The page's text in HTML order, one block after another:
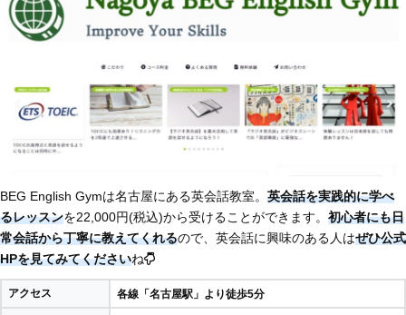
BEG English Gymは名古屋にある英会話教室。 英会話を実践的に学べ
るレッスンを22,000円(税込)から受けることができます。 初心者にも日
常会話から丁寧に教えてくれるので、英会話に興味のある人はぜひ公式
HPを見てみてくださいね
アクセス 各線「名古屋駅」より徒歩5分